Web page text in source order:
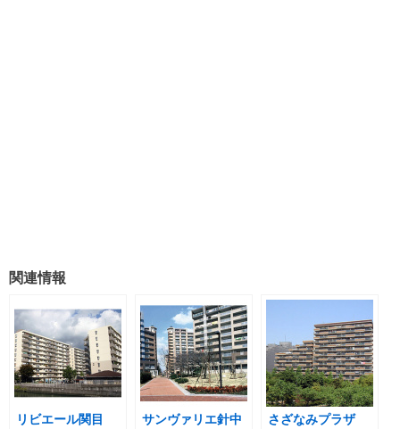
関連情報
リビエール関目 サンヴァリエ針中 さざなみプラザ